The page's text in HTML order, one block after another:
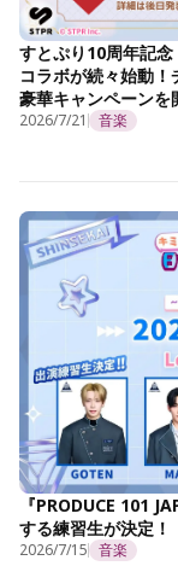
すとぷり10周年記
コラボが続々始動
豪華キャンペーンを
2026/7/21 音楽
『PRODUCE 101
する練習生が決定！
2026/7/15 音楽